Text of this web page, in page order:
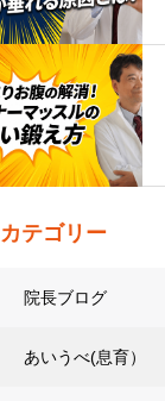
カテゴリー
院長ブログ
あいうべ(息育）